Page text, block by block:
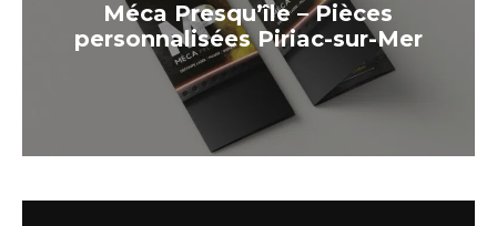
Méca Presqu’île – Pièces
personnalisées Piriac-sur-Mer